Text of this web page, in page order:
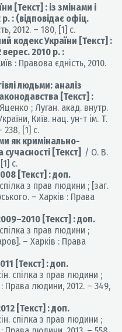
[Текст] : із змінами і
: (відповідає офіц.
2012. – 180, [1] с.
кодекс України [Текст] :
верес. 2010 р. :
: Правова єдність, 2010.
людьми: аналіз
[Текст] :
; Луган. акад. внутр.
Київ. нац. ун-т ім. Т.
238, [1] с.
як кримінально-
[Текст] / О. В.
с.
[Текст] : доп.
з прав людини ; [заг.
– Харків : Права
[Текст] : доп.
з прав людини ;
– Харків : Права
[Текст] : доп.
спілка з прав людини ;
Права людини, 2012. – 349,
[Текст] : доп.
спілка з прав людини ;